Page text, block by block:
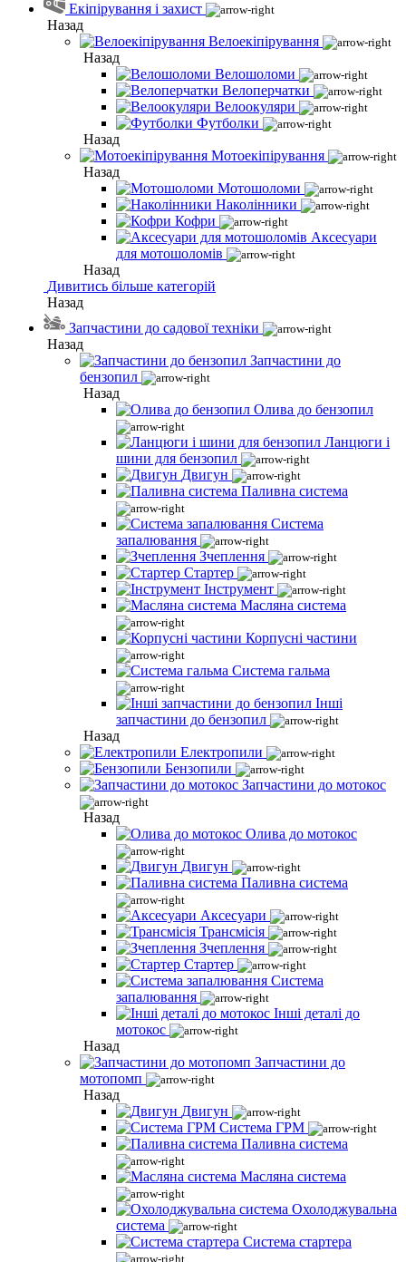
Екіпірування і захист
Назад
Велоекіпірування
Назад
Велошоломи
Велоперчатки
Велоокуляри
Футболки
Назад
Мотоекіпірування
Назад
Мотошоломи
Наколінники
Кофри
Аксесуари
для мотошоломів
Назад
Дивитись більше категорій
Назад
Запчастини до садової техніки
Назад
Запчастини до
бензопил
Назад
Олива до бензопил
Ланцюги і
шини для бензопил
Двигун
Паливна система
Система
запалювання
Зчеплення
Стартер
Інструмент
Масляна система
Корпусні частини
Система гальма
Інші
запчастини до бензопил
Назад
Електропили
Бензопили
Запчастини до мотокос
Назад
Олива до мотокос
Двигун
Паливна система
Аксесуари
Трансмісія
Зчеплення
Стартер
Система
запалювання
Інші деталі до
мотокос
Назад
Запчастини до
мотопомп
Назад
Двигун
Система ГРМ
Паливна система
Масляна система
Охолоджувальна
система
Система стартера